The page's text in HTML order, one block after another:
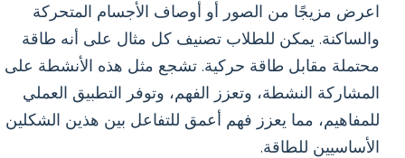
اعرض مزيجًا من الصور أو أوصاف الأجسام المتحركة
والساكنة. يمكن للطلاب تصنيف كل مثال على أنه طاقة
محتملة مقابل طاقة حركية. تشجع مثل هذه الأنشطة على
المشاركة النشطة، وتعزز الفهم، وتوفر التطبيق العملي
للمفاهيم، مما يعزز فهم أعمق للتفاعل بين هذين الشكلين
الأساسيين للطاقة.